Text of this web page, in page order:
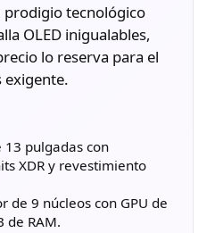
prodigio tecnológico
OLED inigualables,
lo reserva para el
exigente.
13 pulgadas con
XDR y revestimiento
de 9 núcleos con GPU de
de RAM.